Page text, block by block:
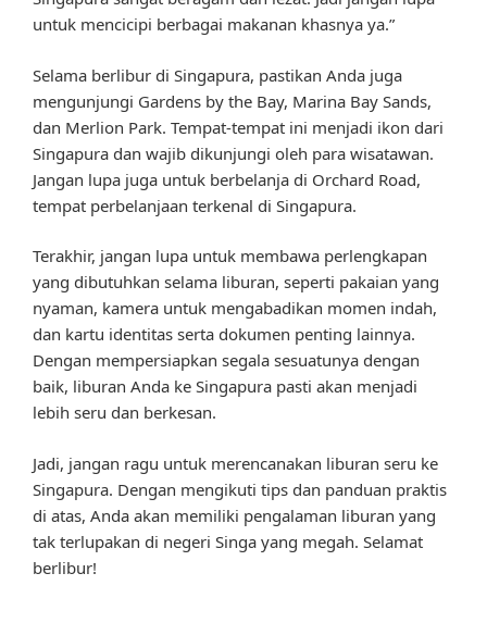
untuk mencicipi berbagai makanan khasnya ya.”
Selama berlibur di Singapura, pastikan Anda juga
mengunjungi Gardens by the Bay, Marina Bay Sands,
dan Merlion Park. Tempat-tempat ini menjadi ikon dari
Singapura dan wajib dikunjungi oleh para wisatawan.
Jangan lupa juga untuk berbelanja di Orchard Road,
tempat perbelanjaan terkenal di Singapura.
Terakhir, jangan lupa untuk membawa perlengkapan
yang dibutuhkan selama liburan, seperti pakaian yang
nyaman, kamera untuk mengabadikan momen indah,
dan kartu identitas serta dokumen penting lainnya.
Dengan mempersiapkan segala sesuatunya dengan
baik, liburan Anda ke Singapura pasti akan menjadi
lebih seru dan berkesan.
Jadi, jangan ragu untuk merencanakan liburan seru ke
Singapura. Dengan mengikuti tips dan panduan praktis
di atas, Anda akan memiliki pengalaman liburan yang
tak terlupakan di negeri Singa yang megah. Selamat
berlibur!